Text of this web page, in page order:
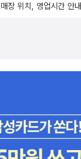
장 위치, 영업시간 안내